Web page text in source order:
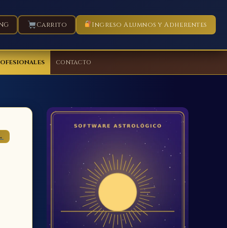
Carrito Ingreso Alumnos y Adherentes
CONTACTO